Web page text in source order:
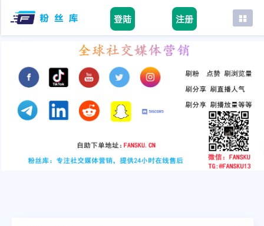
登陆 注册
首页
tiktok
youtube
instagram